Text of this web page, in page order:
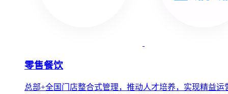
零售餐饮
总部+全国门店整合式管理，推动人才培养，实现精益运